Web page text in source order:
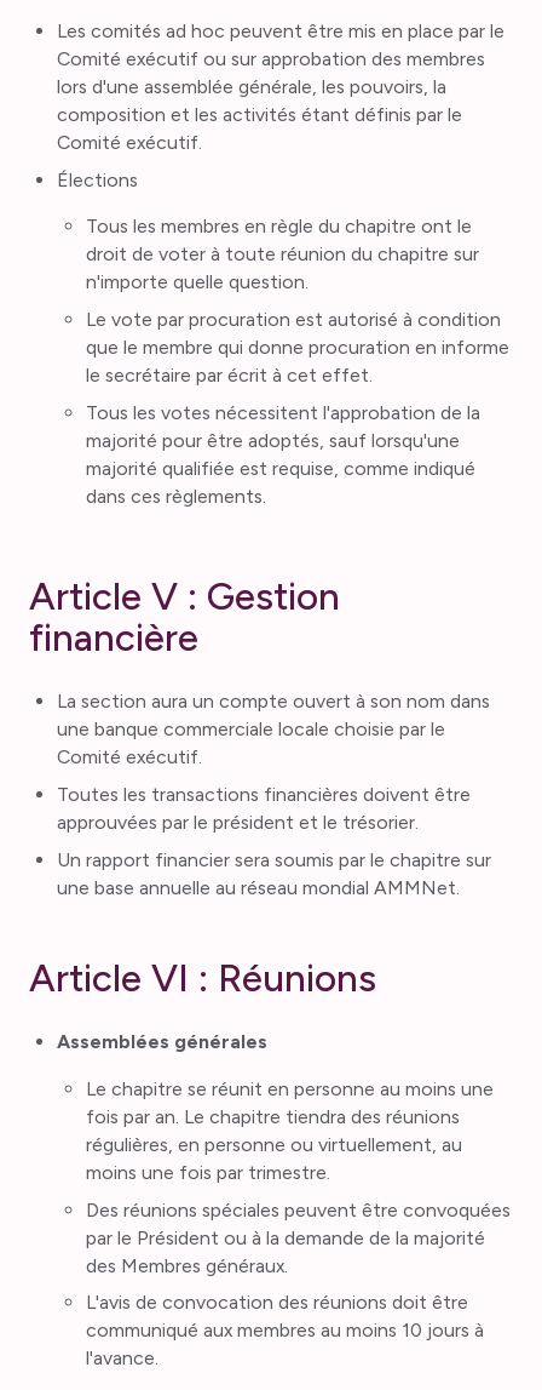
Les comités ad hoc peuvent être mis en place par le
Comité exécutif ou sur approbation des membres
lors d'une assemblée générale, les pouvoirs, la
composition et les activités étant définis par le
Comité exécutif.
Élections
Tous les membres en règle du chapitre ont le
droit de voter à toute réunion du chapitre sur
n'importe quelle question.
Le vote par procuration est autorisé à condition
que le membre qui donne procuration en informe
le secrétaire par écrit à cet effet.
Tous les votes nécessitent l'approbation de la
majorité pour être adoptés, sauf lorsqu'une
majorité qualifiée est requise, comme indiqué
dans ces règlements.
Article V : Gestion
financière
La section aura un compte ouvert à son nom dans
une banque commerciale locale choisie par le
Comité exécutif.
Toutes les transactions financières doivent être
approuvées par le président et le trésorier.
Un rapport financier sera soumis par le chapitre sur
une base annuelle au réseau mondial AMMNet.
Article VI : Réunions
Assemblées générales
Le chapitre se réunit en personne au moins une
fois par an. Le chapitre tiendra des réunions
régulières, en personne ou virtuellement, au
moins une fois par trimestre.
Des réunions spéciales peuvent être convoquées
par le Président ou à la demande de la majorité
des Membres généraux.
L'avis de convocation des réunions doit être
communiqué aux membres au moins 10 jours à
l'avance.